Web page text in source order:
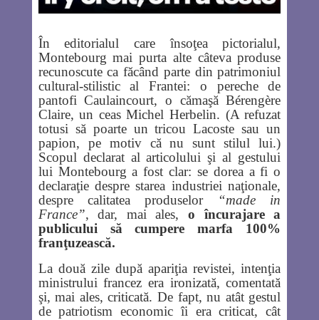
În editorialul care însoţea pictorialul,
Montebourg mai purta alte câteva produse
recunoscute ca făcând parte din patrimoniul
cultural-stilistic al Frantei: o pereche de
pantofi Caulaincourt, o cămaşă Bérengère
Claire, un ceas Michel Herbelin. (A refuzat
totusi să poarte un tricou Lacoste sau un
papion, pe motiv că nu sunt stilul lui.)
Scopul declarat al articolului şi al gestului
lui Montebourg a fost clar: se dorea a fi o
declaraţie despre starea industriei naţionale,
despre calitatea produselor
“made in
France”, dar, mai ales,o încurajare a
publicului să cumpere marfa 100%
franţuzească.
La două zile după apariţia revistei, intenţia
ministrului francez era ironizată, comentată
şi, mai ales, criticată. De fapt, nu atât gestul
de patriotism economic îi era criticat, cât